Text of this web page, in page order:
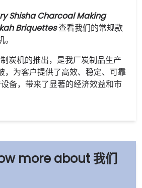
我们
Shisha Charcoal Making
Briquettes查看我们的常规款
炭机的推出，是我厂炭制品生产
，为客户提供了高效、稳定、可靠
备，带来了显著的经济效益和市